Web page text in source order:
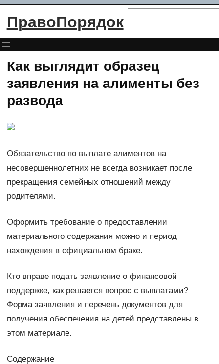
Перейти
ПравоПорядок
Как выглядит образец
заявления на алименты без
развода
Обязательство по выплате алиментов на
несовершеннолетних не всегда возникает после
прекращения семейных отношений между
родителями.
Оформить требование о предоставлении
материального содержания можно и период
нахождения в официальном браке.
Кто вправе подать заявление о финансовой
поддержке, как решается вопрос с выплатами?
Форма заявления и перечень документов для
получения обеспечения на детей представлены в
этом материале.
Содержание